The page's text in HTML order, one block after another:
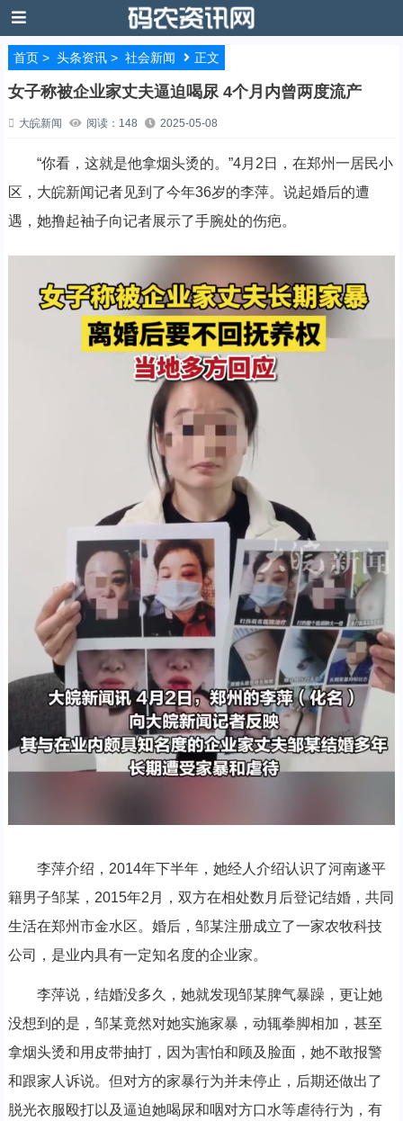
首页> 头条资讯> 社会新闻 正文
女子称被企业家丈夫逼迫喝尿 4个月内曾两度流产
大皖新闻 阅读：148 2025-05-08
“你看，这就是他拿烟头烫的。”4月2日，在郑州一居民小
区，大皖新闻记者见到了今年36岁的李萍。说起婚后的遭
遇，她撸起袖子向记者展示了手腕处的伤疤。
李萍介绍，2014年下半年，她经人介绍认识了河南遂平
籍男子邹某，2015年2月，双方在相处数月后登记结婚，共同
生活在郑州市金水区。婚后，邹某注册成立了一家农牧科技
公司，是业内具有一定知名度的企业家。
李萍说，结婚没多久，她就发现邹某脾气暴躁，更让她
没想到的是，邹某竟然对她实施家暴，动辄拳脚相加，甚至
拿烟头烫和用皮带抽打，因为害怕和顾及脸面，她不敢报警
和跟家人诉说。但对方的家暴行为并未停止，后期还做出了
脱光衣服殴打以及逼迫她喝尿和咽对方口水等虐待行为，有